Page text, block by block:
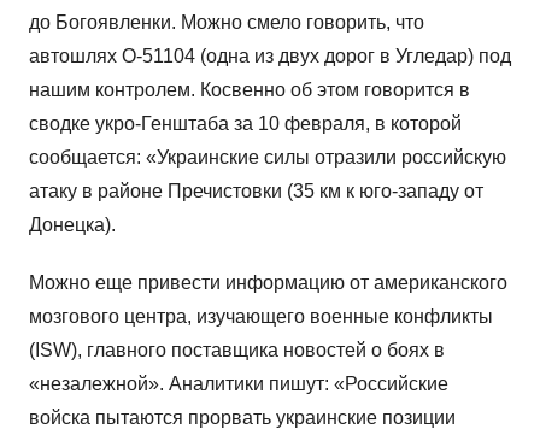
до Богоявленки. Можно смело говорить, что
автошлях О-51104 (одна из двух дорог в Угледар) под
нашим контролем. Косвенно об этом говорится в
сводке укро-Генштаба за 10 февраля, в которой
сообщается: «Украинские силы отразили российскую
атаку в районе Пречистовки (35 км к юго-западу от
Донецка).
Можно еще привести информацию от американского
мозгового центра, изучающего военные конфликты
(ISW), главного поставщика новостей о боях в
«незалежной». Аналитики пишут: «Российские
войска пытаются прорвать украинские позиции